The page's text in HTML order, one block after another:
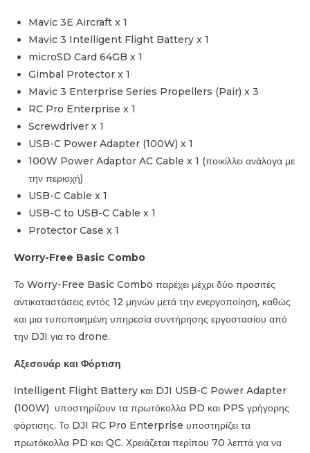
Mavic 3E Aircraft x 1
Mavic 3 Intelligent Flight Battery x 1
microSD Card 64GB x 1
Gimbal Protector x 1
Mavic 3 Enterprise Series Propellers (Pair) x 3
RC Pro Enterprise x 1
Screwdriver x 1
USB-C Power Adapter (100W) x 1
100W Power Adaptor AC Cable x 1 (ποικίλλει ανάλογα με
την περιοχή)
USB-C Cable x 1
USB-C to USB-C Cable x 1
Protector Case x 1
Worry-Free Basic Combo
Το Worry-Free Basic Combo παρέχει μέχρι δύο προσιτές
αντικαταστάσεις εντός 12 μηνών μετά την ενεργοποίηση, καθώς
και μια τυποποιημένη υπηρεσία συντήρησης εργοστασίου από
την DJI για το drone.
Αξεσουάρ και Φόρτιση
Ιntelligent Flight Battery και DJI USB-C Power Adapter
(100W) υποστηρίζουν τα πρωτόκολλα PD και PPS γρήγορης
φόρτισης. Το DJI RC Pro Enterprise υποστηρίζει τα
πρωτόκολλα PD και QC. Χρειάζεται περίπου 70 λεπτά για να